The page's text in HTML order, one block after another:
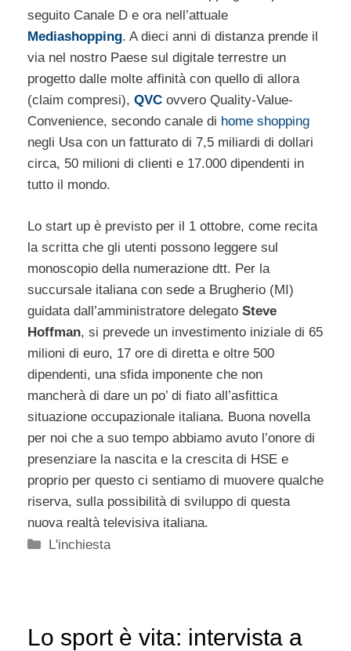
seguito Canale D e ora nell’attuale
Mediashopping. A dieci anni di distanza prende il
via nel nostro Paese sul digitale terrestre un
progetto dalle molte affinità con quello di allora
(claim compresi), QVC ovvero Quality-Value-
Convenience, secondo canale di home shopping
negli Usa con un fatturato di 7,5 miliardi di dollari
circa, 50 milioni di clienti e 17.000 dipendenti in
tutto il mondo.
Lo start up è previsto per il 1 ottobre, come recita
la scritta che gli utenti possono leggere sul
monoscopio della numerazione dtt. Per la
succursale italiana con sede a Brugherio (MI)
guidata dall’amministratore delegato Steve
Hoffman, si prevede un investimento iniziale di 65
milioni di euro, 17 ore di diretta e oltre 500
dipendenti, una sfida imponente che non
mancherà di dare un po’ di fiato all’asfittica
situazione occupazionale italiana. Buona novella
per noi che a suo tempo abbiamo avuto l’onore di
presenziare la nascita e la crescita di HSE e
proprio per questo ci sentiamo di muovere qualche
riserva, sulla possibilità di sviluppo di questa
nuova realtà televisiva italiana.
Categorie
L'inchiesta
Lo sport è vita: intervista a